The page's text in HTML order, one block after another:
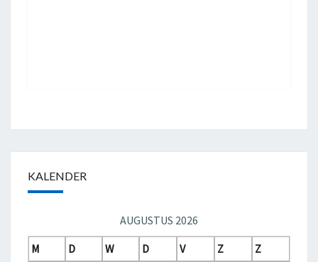
KALENDER
AUGUSTUS 2026
M
D W D V Z Z